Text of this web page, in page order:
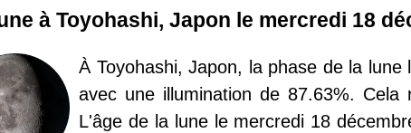
à Toyohashi, Japon le mercredi 18
À Toyohashi, Japon, la phase de la lune
avec une illumination de 87.63%.
L'âge de la lune le mercredi 18